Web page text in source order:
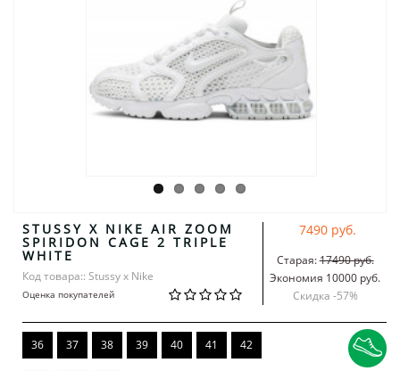
STUSSY X NIKE AIR ZOOM
SPIRIDON CAGE 2 TRIPLE
WHITE
Код товара:: Stussy x Nike
Оценка покупателей
7490 руб.
Старая:17490 руб.
Экономия 10000 руб.
Скидка -57%
36 37 38 39 40 41 42